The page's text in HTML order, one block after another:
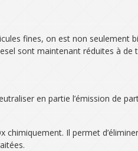
fines, on est non seulement
sont maintenant réduites à de
en partie l’émission de
Il permet